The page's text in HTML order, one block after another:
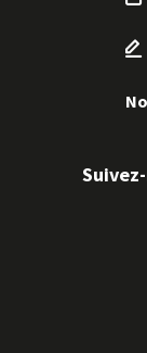
LA BASTIDE-DE-